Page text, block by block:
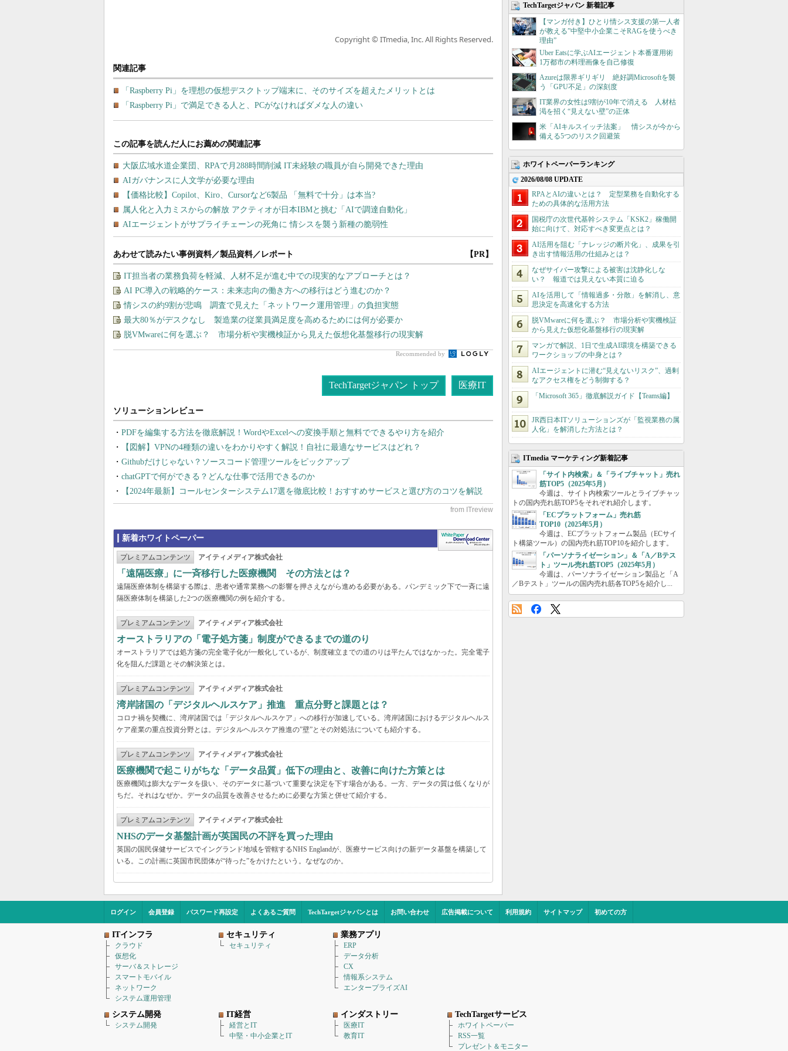
Copyright © ITmedia, Inc. All Rights Reserved.
関連記事
「Raspberry Pi」を理想の仮想デスクトップ端末に、そのサイズを超えたメリットとは
「Raspberry Pi」で満足できる人と、PCがなければダメな人の違い
あわせて読みたい事例資料／製品資料／レポート 【PR】
IT担当者の業務負荷を軽減、人材不足が進む中での現実的なアプローチとは？
AI PC導入の戦略的ケース：未来志向の働き方への移行はどう進むのか？
情シスの約9割が悲鳴 調査で見えた「ネットワーク運用管理」の負担実態
最大80％がデスクなし 製造業の従業員満足度を高めるためには何が必要か
脱VMwareに何を選ぶ？ 市場分析や実機検証から見えた仮想化基盤移行の現実解
Recommended by
TechTargetジャパン トップ 医療IT
PDFを編集する方法を徹底解説！WordやExcelへの変換手順と無料でできるやり方を紹介
【図解】VPNの4種類の違いをわかりやすく解説！自社に最適なサービスはどれ？
Githubだけじゃない？ソースコード管理ツールをピックアップ
chatGPTで何ができる？どんな仕事で活用できるのか
【2024年最新】コールセンターシステム17選を徹底比較！おすすめサービスと選び方のコツを解説
新着ホワイトペーパー
プレミアムコンテンツ アイティメディア株式会社
「遠隔医療」に一斉移行した医療機関 その方法とは？
遠隔医療体制を構築する際は、患者や通常業務への影響を押さえながら進める必要がある。パンデミック下で一斉に遠
隔医療体制を構築した2つの医療機関の例を紹介する。
プレミアムコンテンツ アイティメディア株式会社
オーストラリアの「電子処方箋」制度ができるまでの道のり
オーストラリアでは処方箋の完全電子化が一般化しているが、制度確立までの道のりは平たんではなかった。完全電子
化を阻んだ課題とその解決策とは。
プレミアムコンテンツ アイティメディア株式会社
湾岸諸国の「デジタルヘルスケア」推進 重点分野と課題とは？
コロナ禍を契機に、湾岸諸国では「デジタルヘルスケア」への移行が加速している。湾岸諸国におけるデジタルヘルス
ケア産業の重点投資分野とは。デジタルヘルスケア推進の”壁”とその対処法についても紹介する。
プレミアムコンテンツ アイティメディア株式会社
医療機関で起こりがちな「データ品質」低下の理由と、改善に向けた方策とは
医療機関は膨大なデータを扱い、そのデータに基づいて重要な決定を下す場合がある。一方、データの質は低くなりが
ちだ。それはなぜか。データの品質を改善させるために必要な方策と併せて紹介する。
プレミアムコンテンツ アイティメディア株式会社
NHSのデータ基盤計画が英国民の不評を買った理由
英国の国民保健サービスでイングランド地域を管轄するNHS Englandが、医療サービス向けの新データ基盤を構築して
いる。この計画に英国市民団体が“待った”をかけたという。なぜなのか。
TechTargetジャパン 新着記事
【マンガ付き】ひとり情シス支援の第一人者
が教える”中堅中小企業こそRAGを使うべき
理由”
Uber Eatsに学ぶAIエージェント本番運用術
1万都市の料理画像を自己修復
Azureは限界ギリギリ 絶好調Microsoftを襲
う「GPU不足」の深刻度
IT業界の女性は9割が10年で消える 人材枯
渇を招く“見えない壁”の正体
米「AIキルスイッチ法案」 情シスが今から
備える5つのリスク回避策
ホワイトペーパーランキング
2026/08/08 UPDATE
RPAとAIの違いとは？ 定型業務を自動化する
ための具体的な活用方法
国税庁の次世代基幹システム「KSK2」稼働開
始に向けて、対応すべき変更点とは？
AI活用を阻む「ナレッジの断片化」、成果を引
き出す情報活用の仕組みとは？
なぜサイバー攻撃による被害は沈静化しな
い？ 報道では見えない本質に迫る
AIを活用して「情報過多・分散」を解消し、意
思決定を高速化する方法
脱VMwareに何を選ぶ？ 市場分析や実機検証
から見えた仮想化基盤移行の現実解
マンガで解説、1日で生成AI環境を構築できる
ワークショップの中身とは？
AIエージェントに潜む“見えないリスク”、過剰
なアクセス権をどう制御する？
「Microsoft 365」徹底解説ガイド【Teams編】
JR西日本ITソリューションズが「監視業務の属
人化」を解消した方法とは？
ITmedia マーケティング新着記事
「サイト内検索」＆「ライブチャット」売れ
筋TOP5（2025年5月）
今週は、サイト内検索ツールとライブチャッ
トの国内売れ筋TOP5をそれぞれ紹介します。
「ECプラットフォーム」売れ筋
TOP10（2025年5月）
今週は、ECプラットフォーム製品（ECサイ
ト構築ツール）の国内売れ筋TOP10を紹介します。
「パーソナライゼーション」＆「A／Bテス
ト」ツール売れ筋TOP5（2025年5月）
今週は、パーソナライゼーション製品と「A
／Bテスト」ツールの国内売れ筋各TOP5を紹介し...
ログイン 会員登録 パスワード再設定 よくあるご質問 TechTargetジャパンとは お問い合わせ 広告掲載について 利用規約 サイトマップ 初めての方
ITインフラ
クラウド
仮想化
サーバ＆ストレージ
スマートモバイル
ネットワーク
システム運用管理
セキュリティ
セキュリティ
業務アプリ
ERP
データ分析
CX
情報系システム
エンタープライズAI
システム開発
システム開発
IT経営
経営とIT
中堅・中小企業とIT
インダストリー
医療IT
教育IT
TechTargetサービス
ホワイトペーパー
RSS一覧
プレゼント＆モニター